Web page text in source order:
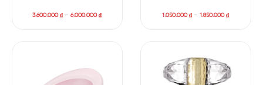
Có nên mua nước hoa Pink Magnolia không?
Nếu bạn yêu thích phong cách nhẹ nhàng, thanh lịch nhưng
3.600.000₫ –6.000.000₫ 1.050.000₫ –1.850.000₫